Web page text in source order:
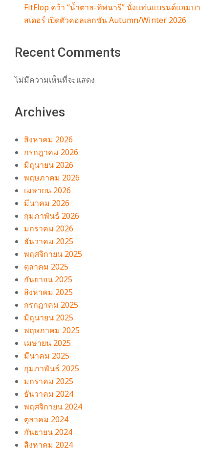
FitFlop คว้า “น้ำตาล-ทิพนารี” นั่งแท่นแบรนด์แอมบา
สเดอร์ เปิดตัวคอลเลกชัน Autumn/Winter 2026
Recent Comments
ไม่มีความเห็นที่จะแสดง
Archives
สิงหาคม 2026
กรกฎาคม 2026
มิถุนายน 2026
พฤษภาคม 2026
เมษายน 2026
มีนาคม 2026
กุมภาพันธ์ 2026
มกราคม 2026
ธันวาคม 2025
พฤศจิกายน 2025
ตุลาคม 2025
กันยายน 2025
สิงหาคม 2025
กรกฎาคม 2025
มิถุนายน 2025
พฤษภาคม 2025
เมษายน 2025
มีนาคม 2025
กุมภาพันธ์ 2025
มกราคม 2025
ธันวาคม 2024
พฤศจิกายน 2024
ตุลาคม 2024
กันยายน 2024
สิงหาคม 2024